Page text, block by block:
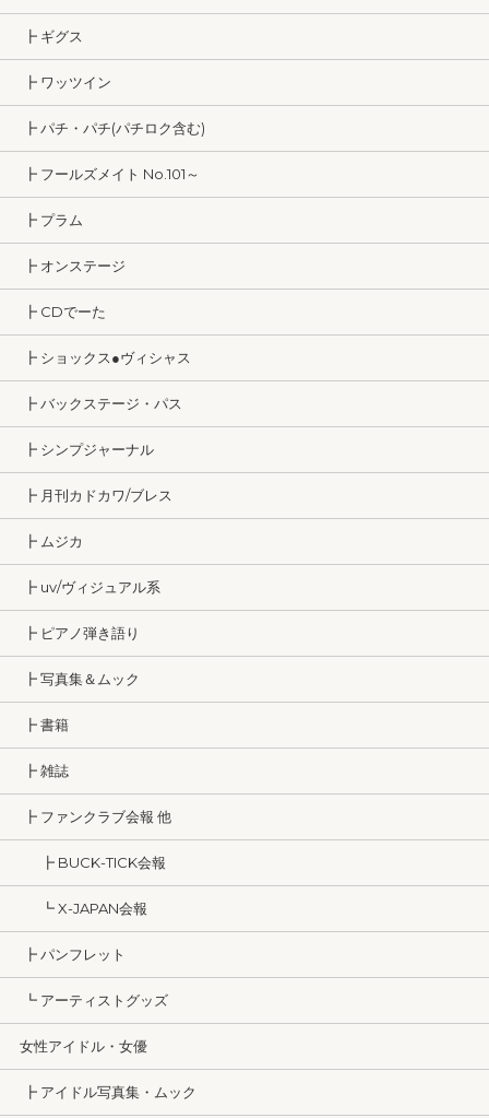
┣ ギグス
┣ ワッツイン
┣ パチ・パチ(パチロク含む)
┣ フールズメイト No.101～
┣ プラム
┣ オンステージ
┣ CDでーた
┣ ショックス●ヴィシャス
┣ バックステージ・パス
┣ シンプジャーナル
┣ 月刊カドカワ/ブレス
┣ ムジカ
┣ uv/ヴィジュアル系
┣ ピアノ弾き語り
┣ 写真集＆ムック
┣ 書籍
┣ 雑誌
┣ ファンクラブ会報 他
┣ BUCK-TICK会報
┗ X-JAPAN会報
┣ パンフレット
┗ アーティストグッズ
女性アイドル・女優
┣ アイドル写真集・ムック